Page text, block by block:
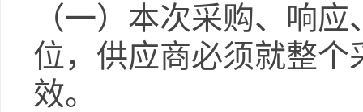
（一）本次采购、响
位，供应商必须就整
效。